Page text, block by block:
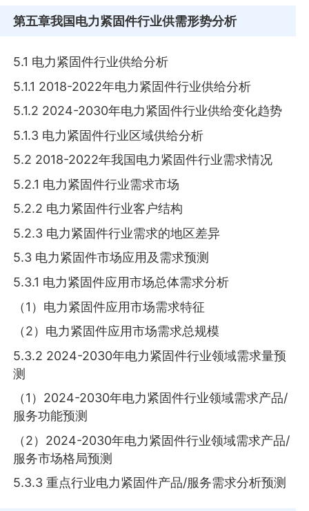
第五章我国电力紧固件行业供需形势分析
5.1 电力紧固件行业供给分析
5.1.1 2018-2022年电力紧固件行业供给分析
5.1.2 2024-2030年电力紧固件行业供给变化趋势
5.1.3 电力紧固件行业区域供给分析
5.2 2018-2022年我国电力紧固件行业需求情况
5.2.1 电力紧固件行业需求市场
5.2.2 电力紧固件行业客户结构
5.2.3 电力紧固件行业需求的地区差异
5.3 电力紧固件市场应用及需求预测
5.3.1 电力紧固件应用市场总体需求分析
（1）电力紧固件应用市场需求特征
（2）电力紧固件应用市场需求总规模
5.3.2 2024-2030年电力紧固件行业领域需求量预
测
（1）2024-2030年电力紧固件行业领域需求产品/
服务功能预测
（2）2024-2030年电力紧固件行业领域需求产品/
服务市场格局预测
5.3.3 重点行业电力紧固件产品/服务需求分析预测